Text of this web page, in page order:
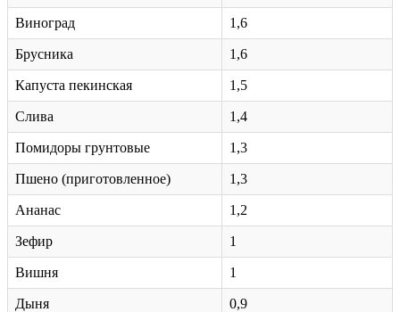
Виноград 1,6
Брусника 1,6
Капуста пекинская 1,5
Слива 1,4
Помидоры грунтовые 1,3
Пшено (приготовленное) 1,3
Ананас 1,2
Зефир 1
Вишня 1
Дыня 0,9